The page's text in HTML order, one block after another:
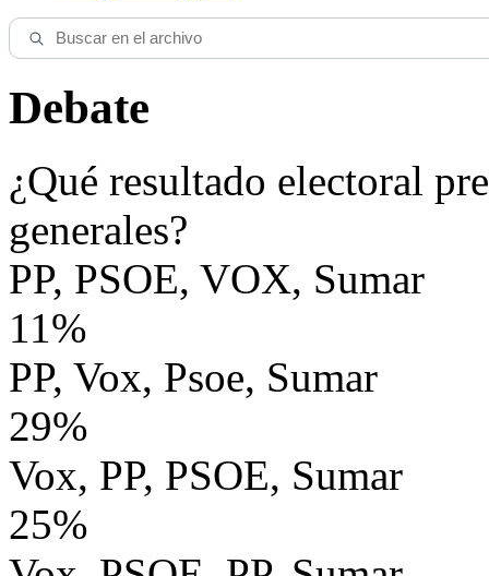
Debate
¿Qué resultado electoral
generales?
PP, PSOE, VOX, Sumar
11%
PP, Vox, Psoe, Sumar
29%
Vox, PP, PSOE, Sumar
25%